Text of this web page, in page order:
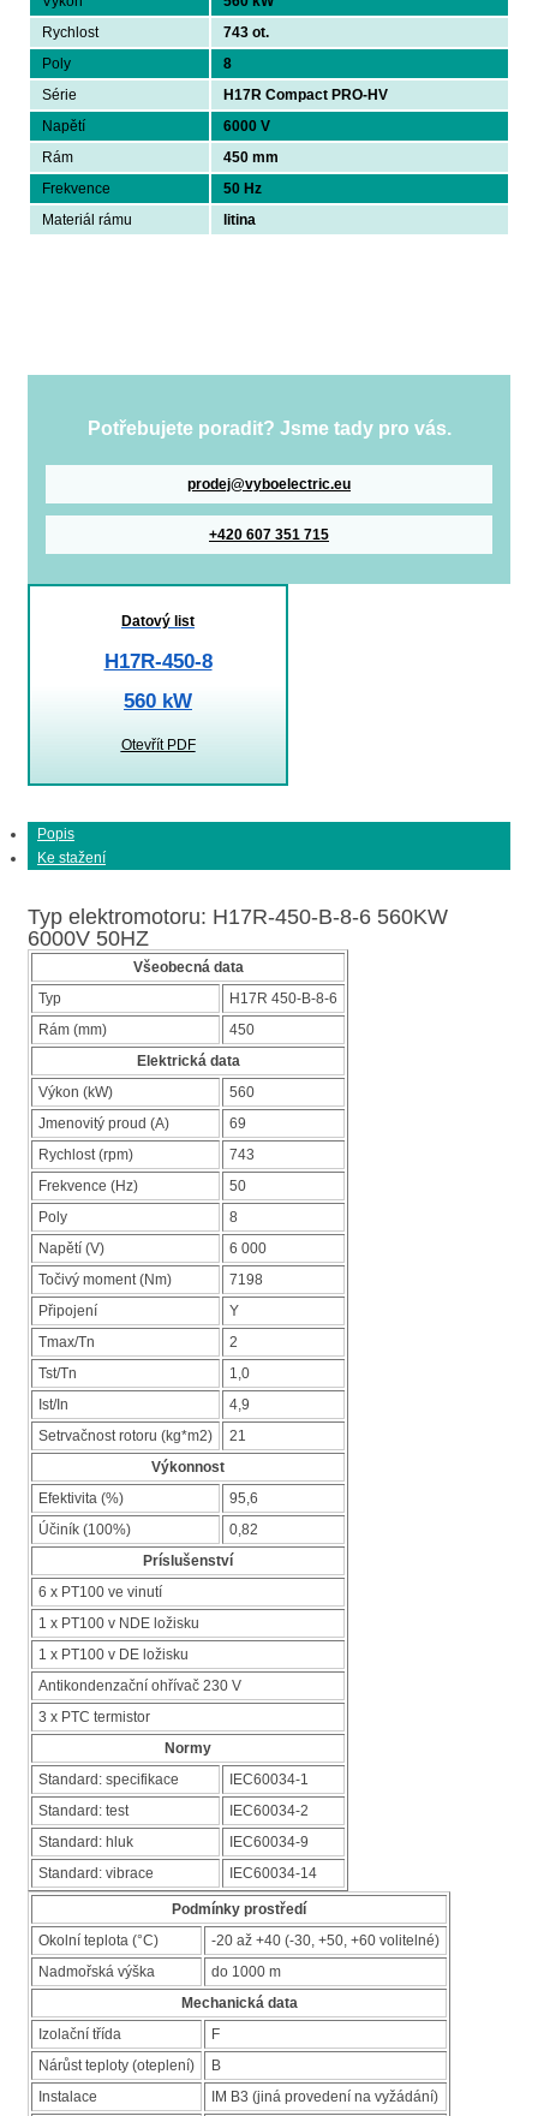
Rychlost
743 ot.
Poly
8
Série
H17R Compact PRO-HV
Napětí
6000 V
Rám
450 mm
Frekvence
50 Hz
Materiál rámu
litina
Potřebujete poradit? Jsme tady pro vás.
prodej@vyboelectric.eu
+420 607 351 715
Datový list
H17R-450-8
560 kW
Otevřít PDF
Popis
Ke stažení
Typ elektromotoru: H17R-450-B-8-6 560KW
6000V 50HZ
Všeobecná data
Typ
H17R 450-B-8-6
Rám (mm)
450
Elektrická data
Výkon (kW)
560
Jmenovitý proud (A)
69
Rychlost (rpm)
743
Frekvence (Hz)
50
Poly
8
Napětí (V)
6 000
Točivý moment (Nm)
7198
Připojení
Y
Tmax/Tn
2
Tst/Tn
1,0
Ist/In
4,9
Setrvačnost rotoru (kg*m2)
21
Výkonnost
Efektivita (%)
95,6
Účiník (100%)
0,82
Príslušenství
6 x PT100 ve vinutí
1 x PT100 v NDE ložisku
1 x PT100 v DE ložisku
Antikondenzační ohřívač 230 V
3 x PTC termistor
Normy
Standard: specifikace
IEC60034-1
Standard: test
IEC60034-2
Standard: hluk
IEC60034-9
Standard: vibrace
IEC60034-14
Podmínky prostředí
Okolní teplota (°C)
-20 až +40 (-30, +50, +60 volitelné)
Nadmořská výška
do 1000 m
Mechanická data
Izolační třída
F
Nárůst teploty (oteplení)
B
Instalace
IM B3 (jiná provedení na vyžádání)